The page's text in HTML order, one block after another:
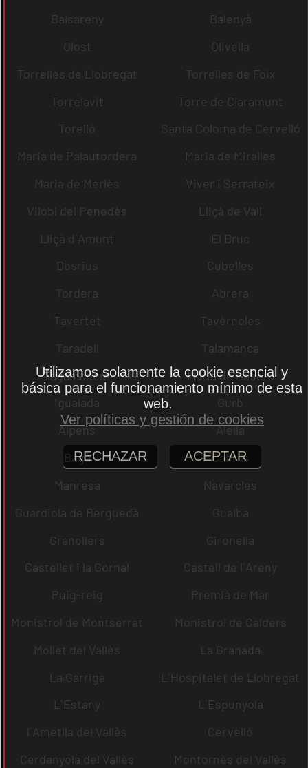
Balsareny
Balenyà
Olost
Olivella
Torrelles de Llobregat
Torrelles de Foix
Torrelavit
Torre de Claramunt
Torelló
Santa Coloma de Cervelló
Maria de Palautordera
Maria de Miralles
Maria de Merlès
Viver i Serrateix
Vilobí del Penedès
Lliçà de Vall
Lliçà d´Amunt
El Bruc
Dosrius
Cubelles
Tordera
Abrera
Tavertet
Tavèrnoles
Taradell
Talamanca
Tagamanent
Maria de Besora
Igualada
Gurb
Alpens
Alella
Bagà
Cabrils
Manresa
Navarcles
Guardiola de Berguedà
Gualba
Granollers
Gironella
Castellet i la Gornal
Castell de l´Areny
Puig-reig
Premià de Mar
Monistrol de Montserrat
Monistrol de Calders
Mollet del Vallès
La Granada
La Garriga
L´Hospitalet de Llobregat
L´Estany
L´Espunyola
l´Ametlla del Vallès
Cervelló
Cerdanyola del Vallès
Montornès del Vallès
Utilizamos solamente la cookie esencial y
básica para el funcionamiento mínimo de esta
web.
Ver políticas y gestión de cookies
RECHAZAR ACEPTAR